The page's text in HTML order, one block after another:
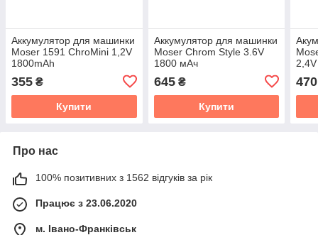
Аккумулятор для машинки
Moser 1591 ChroMini 1,2V
1800mAh
355 ₴
Купити
Аккумулятор для машинки
Moser Chrom Style 3.6V
1800 мАч
645₴
Купити
470
Про нас
100% позитивних з 1562 відгуків за рік
Працює з 23.06.2020
м. Івано-Франківськ